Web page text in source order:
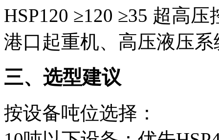
HSP120 ≥120 ≥35 超高压
港口起重机、高压液压系
三、选型建议
按设备吨位选择‌：